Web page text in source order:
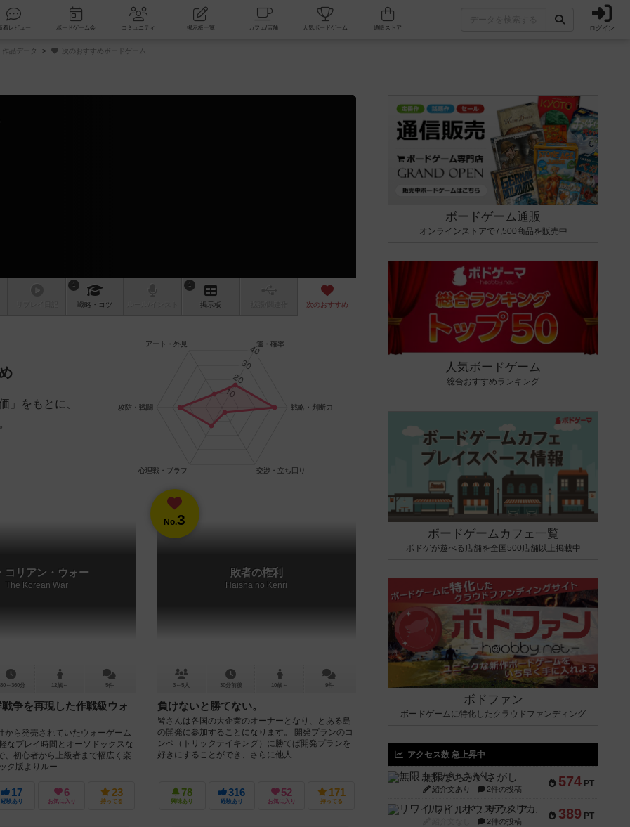
索 新着レビュー ボードゲーム会 コミュニティ 掲示板一覧 カフェ/店舗 人気ボードゲーム ログイン
作品データ 次のおすすめボードゲーム
1
戦略 ・コツ
1
掲示板 次のおすすめ
」をもとに、
コリアン・ウォー
The Korean War
～360分 12歳～ 5件
争を再現した作戦級ウォ
から発売されていたウォーゲーム
なプレイ時間とオーソドックスな
、初心者から上級者まで幅広く楽
ク版よりルー...
17
経験あり
6
お気に入り
23
持ってる
No.3
敗者の権利
Haisha no Kenri
3～5人 30分前後 10歳～ 9件
負けないと勝てない。
皆さんは各国の大企業のオーナーとなり、とある島
の開発に参加することになります。 開発プランのコ
ンペ（トリックテイキング）に勝てば開発プランを
好きにすることができ、さらに他人...
78
興味あり
316
経験あり
52
お気に入り
171
持ってる
ボードゲーム通販
オンラインストアで7,500商品を販売中
人気ボードゲーム
総合おすすめランキング
ボードゲームカフェ一覧
ボドゲが遊べる店舗を全国500店舗以上掲載中
ボドファン
ボードゲームに特化したクラウドファンディング
アクセス数 急上昇中
574 PT
無限まちがいさがし
紹介文あり 2件の投稿
389 PT
リワイルド：サウスアメリカ
2件の投稿